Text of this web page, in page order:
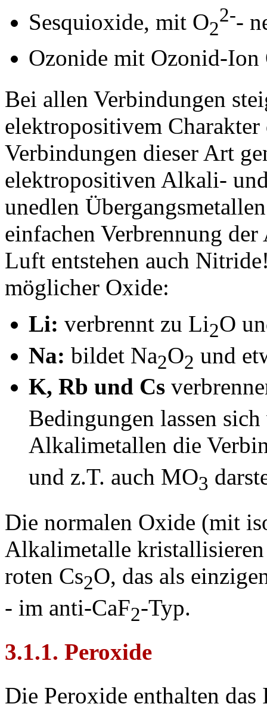
Sesquioxide, mit O2
2--
Ozonide mit Ozonid-Ion
Bei allen Verbindungen
elektropositivem Charakter
Verbindungen dieser Art
elektropositiven Alkali-
unedlen
einfachen Verbrennung
Luft entstehen auch
möglicher Oxide:
Li: verbrennt zu Li2O
Na: bildet Na2O2 und
K, Rb und Cs
Bedingungen lassen
Alkalimetallen die
und z.T. auch MO3
Die normalen Oxide (mit
Alkalimetalle
roten Cs2O, das als
- im anti-CaF2-Typ.
3.1.1. Peroxide
Die Peroxide enthalten das